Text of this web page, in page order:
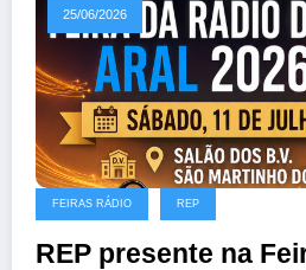
25/06/2026
FEIRAS RÁDIO REP
REP presente na